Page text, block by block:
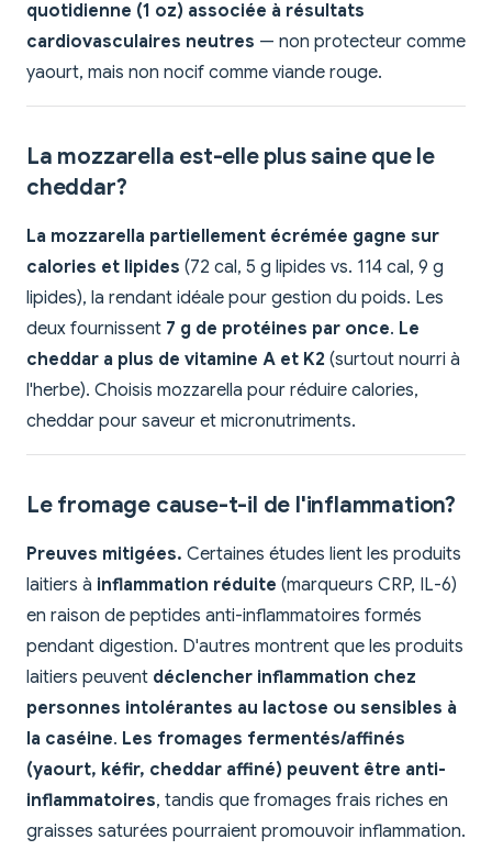
quotidienne (1 oz) associée à résultats
cardiovasculaires neutres — non protecteur comme
yaourt, mais non nocif comme viande rouge.
La mozzarella est-elle plus saine que le
cheddar?
La mozzarella partiellement écrémée gagne sur
calories et lipides (72 cal, 5 g lipides vs. 114 cal, 9 g
lipides), la rendant idéale pour gestion du poids. Les
deux fournissent 7 g de protéines par once. Le
cheddar a plus de vitamine A et K2 (surtout nourri à
l'herbe). Choisis mozzarella pour réduire calories,
cheddar pour saveur et micronutriments.
Le fromage cause-t-il de l'inflammation?
Preuves mitigées. Certaines études lient les produits
laitiers à inflammation réduite (marqueurs CRP, IL-6)
en raison de peptides anti-inflammatoires formés
pendant digestion. D'autres montrent que les produits
laitiers peuvent déclencher inflammation chez
personnes intolérantes au lactose ou sensibles à
la caséine. Les fromages fermentés/affinés
(yaourt, kéfir, cheddar affiné) peuvent être anti-
inflammatoires, tandis que fromages frais riches en
graisses saturées pourraient promouvoir inflammation.